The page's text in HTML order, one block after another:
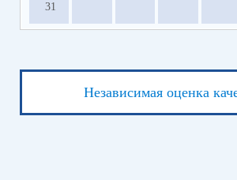
31
Независимая оценка